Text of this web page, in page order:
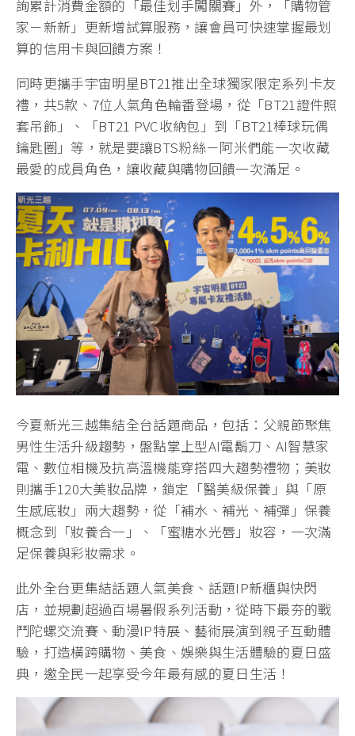
詢累計消費金額的「最佳划手闖關賽」外，「購物管
家－新新」更新增試算服務，讓會員可快速掌握最划
算的信用卡與回饋方案！
同時更攜手宇宙明星BT21推出全球獨家限定系列卡友
禮，共5款、7位人氣角色輪番登場，從「BT21證件照
套吊飾」、「BT21 PVC收納包」到「BT21棒球玩偶
鑰匙圈」等，就是要讓BTS粉絲－阿米們能一次收藏
最愛的成員角色，讓收藏與購物回饋一次滿足。
今夏新光三越集結全台話題商品，包括：父親節聚焦
男性生活升級趨勢，盤點掌上型AI電鬍刀、AI智慧家
電、數位相機及抗高溫機能穿搭四大趨勢禮物；美妝
則攜手120大美妝品牌，鎖定「醫美級保養」與「原
生感底妝」兩大趨勢，從「補水、補光、補彈」保養
概念到「妝養合一」、「蜜糖水光唇」妝容，一次滿
足保養與彩妝需求。
此外全台更集結話題人氣美食、話題IP新櫃與快閃
店，並規劃超過百場暑假系列活動，從時下最夯的戰
鬥陀螺交流賽、動漫IP特展、藝術展演到親子互動體
驗，打造橫跨購物、美食、娛樂與生活體驗的夏日盛
典，邀全民一起享受今年最有感的夏日生活！